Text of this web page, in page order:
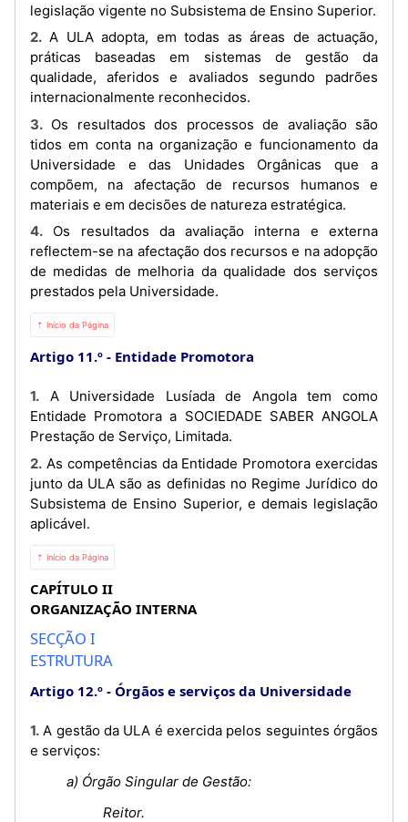
legislação vigente no Subsistema de Ensino Superior.
2. A ULA adopta, em todas as áreas de actuação,
práticas baseadas em sistemas de gestão da
qualidade, aferidos e avaliados segundo padrões
internacionalmente reconhecidos.
3. Os resultados dos processos de avaliação são
tidos em conta na organização e funcionamento da
Universidade e das Unidades Orgânicas que a
compõem, na afectação de recursos humanos e
materiais e em decisões de natureza estratégica.
4. Os resultados da avaliação interna e externa
reflectem-se na afectação dos recursos e na adopção
de medidas de melhoria da qualidade dos serviços
prestados pela Universidade.
⇡ Início da Página
Artigo 11.º Entidade Promotora
1. A Universidade Lusíada de Angola tem como
Entidade Promotora a SOCIEDADE SABER ANGOLA
Prestação de Serviço, Limitada.
2. As competências da Entidade Promotora exercidas
junto da ULA são as definidas no Regime Jurídico do
Subsistema de Ensino Superior, e demais legislação
aplicável.
⇡ Início da Página
CAPÍTULO II
ORGANIZAÇÃO INTERNA
SECÇÃO I
ESTRUTURA
Artigo 12.º Órgãos e serviços da Universidade
1. A gestão da ULA é exercida pelos seguintes órgãos
e serviços:
a) Órgão Singular de Gestão:
Reitor.